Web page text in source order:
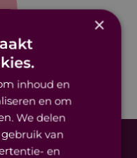
21 januari 2027 in
Daarna is de
april 2027 te zien
×
inhoud en
en om
We delen
van
en